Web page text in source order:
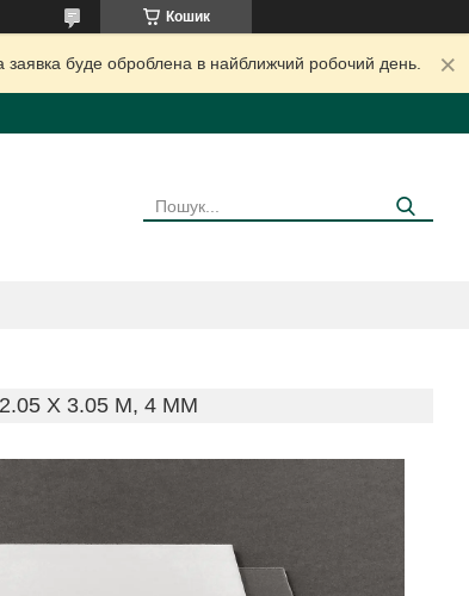
Кошик
заявка буде оброблена в найближчий робочий день.
Х 3.05 М, 4 ММ